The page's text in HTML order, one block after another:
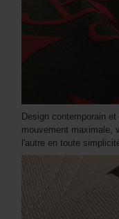
Design contemporain
mouvement maximale,
l'autre en toute